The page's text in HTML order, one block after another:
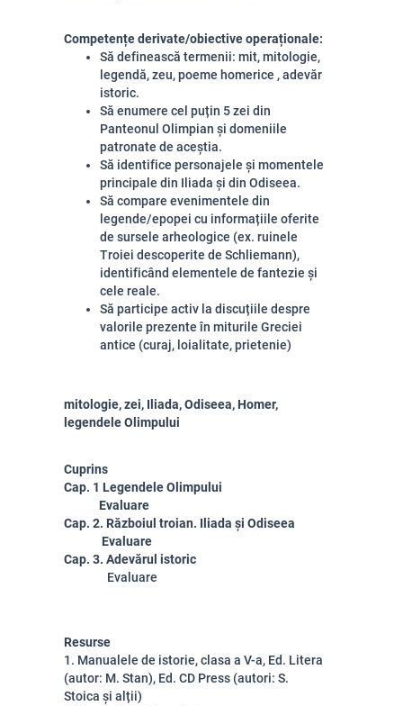
Competențe derivate/obiective operaționale:
Să definească termenii: mit, mitologie,
legendă, zeu, poeme homerice , adevăr
istoric.
Să enumere cel puțin 5 zei din
Panteonul Olimpian și domeniile
patronate de aceștia.
Să identifice personajele și momentele
principale din Iliada și din Odiseea.
Să compare evenimentele din
legende/epopei cu informațiile oferite
de sursele arheologice (ex. ruinele
Troiei descoperite de Schliemann),
identificând elementele de fantezie și
cele reale.
Să participe activ la discuțiile despre
valorile prezente în miturile Greciei
antice (curaj, loialitate, prietenie)
mitologie, zei, Iliada, Odiseea, Homer,
legendele Olimpului
Cuprins
Cap. 1 Legendele Olimpului
Evaluare
Cap. 2. Războiul troian. Iliada și Odiseea
Evaluare
Cap. 3. Adevărul istoric
Evaluare
Resurse
1. Manualele de istorie, clasa a V-a, Ed. Litera
(autor: M. Stan), Ed. CD Press (autori: S.
Stoica și alții)